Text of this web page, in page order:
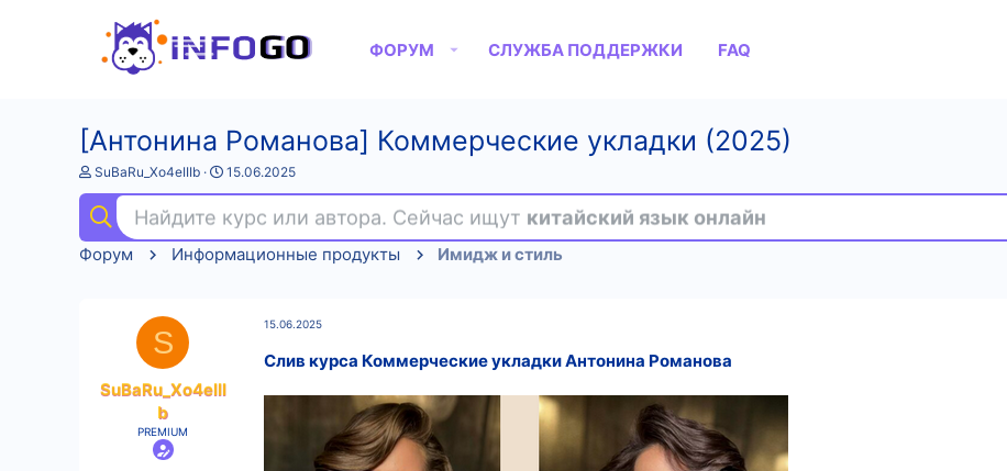
ФОРУМ СЛУЖБА ПОДДЕРЖКИ FAQ
[Антонина Романова] Коммерческие укладки (2025)
А
т
о
р
т
SuBaRu_Xo4eIIIb
Д
а
н
а
15.06.2025
Найдите курс или автора. Сейчас ищут китайский язык онлайн
Форум
Информационные продукты Имидж и стиль
S
SuBaRu_Xo4eIII
b
PREMIUM
15.06.2025
Слив курса Коммерческие укладки Антонина Романова